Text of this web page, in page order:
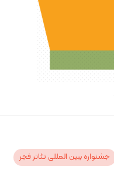
جشنواره ببین المللی تئاتر فجر